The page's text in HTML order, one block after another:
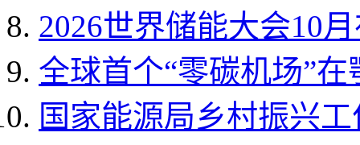
2026世界储能大会10
全球首个“零碳机场”
国家能源局乡村振兴